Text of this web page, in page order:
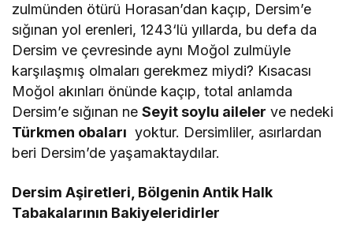
zulmünden ötürü Horasan’dan kaçıp, Dersim’e
sığınan yol erenleri, 1243‘lü yıllarda, bu defa da
Dersim ve çevresinde aynı Moğol zulmüyle
karşılaşmış olmaları gerekmez miydi? Kısacası
Moğol akınları önünde kaçıp, total anlamda
Dersim’e sığınan neSeyit soylu aileler ve nedeki
Türkmen obaları yoktur. Dersimliler, asırlardan
beri Dersim’de yaşamaktaydılar.
Dersim Aşiretleri, Bölgenin Antik Halk
Tabakalarının Bakiyeleridirler